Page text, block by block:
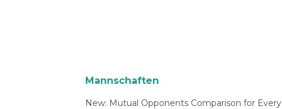
Mannschaften
New: Mutual Opponents Comparison for Every